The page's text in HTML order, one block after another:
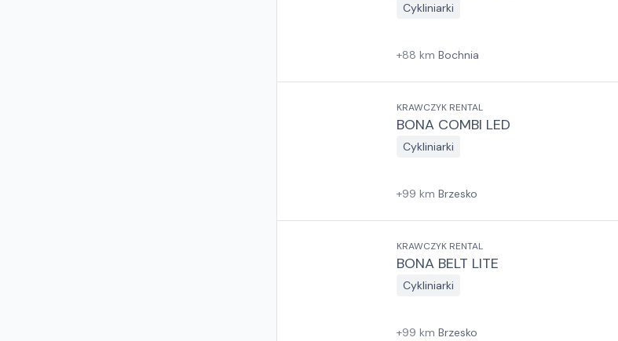
Cykliniarki
+88 km Bochnia
KRAWCZYK RENTAL
BONA COMBI LED
Cykliniarki
+99 km Brzesko
KRAWCZYK RENTAL
BONA BELT LITE
Cykliniarki
+99 km Brzesko